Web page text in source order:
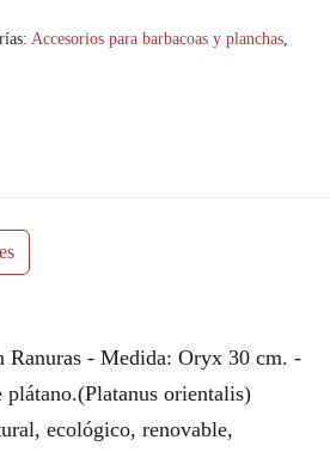
Accesorios para barbacoas y planchas,
Ranuras - Medida: Oryx 30 cm. -
plátano.(Platanus orientalis)
ecológico, renovable,